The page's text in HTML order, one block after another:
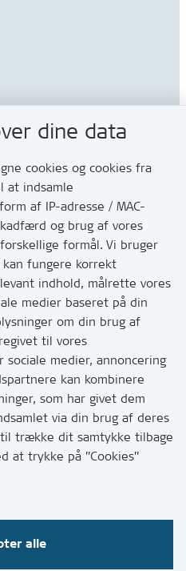
kontakt med os? Se her
andet
mellem kl. 10 og 11
dine data
cookies og cookies fra
at indsamle
af IP-adresse / MAC-
og brug af vores
formål. Vi bruger
fungere korrekt
indhold, målrette vores
medier baseret på din
om din brug af
til vores
medier, annoncering
kan kombinere
som har givet dem
via din brug af deres
trække dit samtykke tilbage
at trykke på ”Cookies”
alle